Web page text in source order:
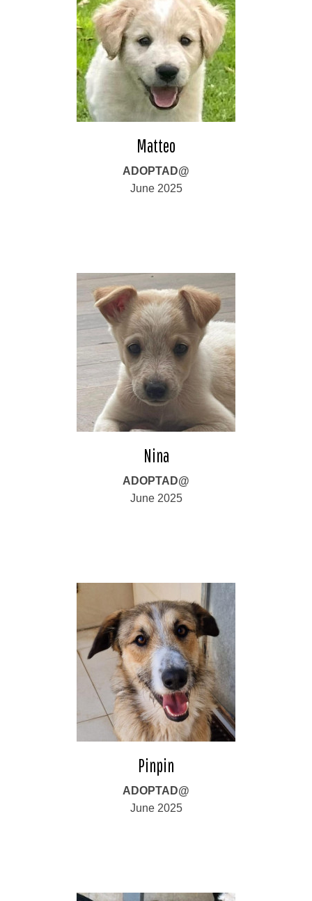
Matteo
ADOPTAD@
June 2025
Nina
ADOPTAD@
June 2025
Pinpin
ADOPTAD@
June 2025